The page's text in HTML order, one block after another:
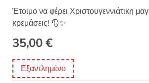
Έτοιμο να φέρει Χριστουγεννιάτικη
κρεμάσεις! 🎅✨
35,00€
Εξαντλημένο